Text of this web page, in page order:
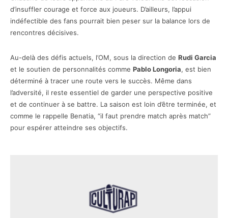
d’insuffler courage et force aux joueurs. D’ailleurs, l’appui
indéfectible des fans pourrait bien peser sur la balance lors de
rencontres décisives.
Au-delà des défis actuels, l’OM, sous la direction de Rudi Garcia
et le soutien de personnalités comme Pablo Longoria, est bien
déterminé à tracer une route vers le succès. Même dans
l’adversité, il reste essentiel de garder une perspective positive
et de continuer à se battre. La saison est loin d’être terminée, et
comme le rappelle Benatia, “il faut prendre match après match”
pour espérer atteindre ses objectifs.